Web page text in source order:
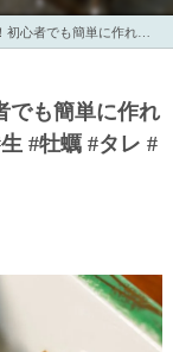
#生牡蠣タレおすすめ #生 #牡蠣 #タレ #おすすめ
でも簡単に作れ
#牡蠣 #タレ #